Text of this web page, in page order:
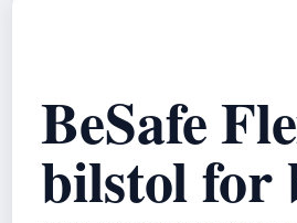
BeSafe
bilstol for